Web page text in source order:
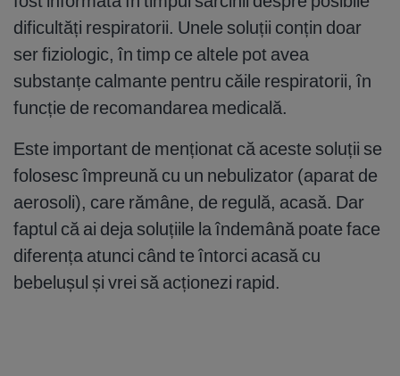
dificultăți respiratorii. Unele soluții conțin doar
ser fiziologic, în timp ce altele pot avea
substanțe calmante pentru căile respiratorii, în
funcție de recomandarea medicală.
Este important de menționat că aceste soluții se
folosesc împreună cu un nebulizator (aparat de
aerosoli), care rămâne, de regulă, acasă. Dar
faptul că ai deja soluțiile la îndemână poate face
diferența atunci când te întorci acasă cu
bebelușul și vrei să acționezi rapid.